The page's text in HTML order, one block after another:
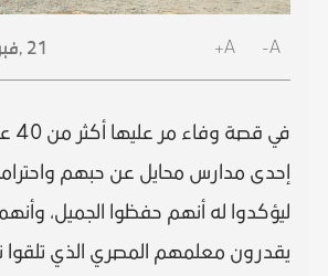
A-
A+
21 ,
إحدى مدارس محايل عن حبهم
ليؤكدوا له أنهم حفظوا الجميل، وأنهم
يقدرون معلمهم المصري الذي